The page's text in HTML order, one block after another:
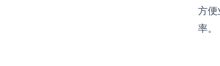
方便
率。